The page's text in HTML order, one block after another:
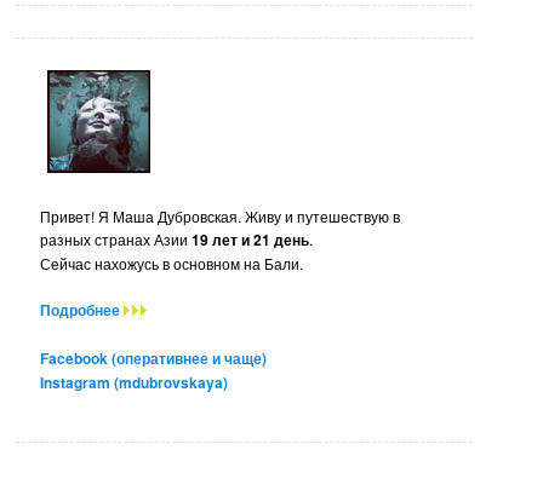
Привет! Я Маша Дубровская. Живу и путешествую в
разных странах Азии19 лет и 21 день.
Сейчас нахожусь в основном на Бали.
Подробнее
Facebook (оперативнее и чаще)
Instagram (mdubrovskaya)